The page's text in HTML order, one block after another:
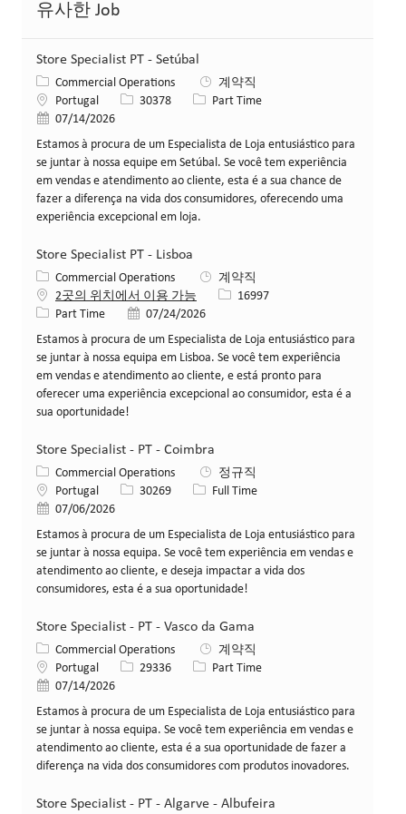
유사한 Job
Store Specialist PT - Setúbal
카테고리
Commercial Operations
계약직
위치Portugal Job ID30378 Job 유형
Part Time
게시일07/14/2026
Estamos à procura de um Especialista de Loja entusiástico para
se juntar à nossa equipe em Setúbal. Se você tem experiência
em vendas e atendimento ao cliente, esta é a sua chance de
fazer a diferença na vida dos consumidores, oferecendo uma
experiência excepcional em loja.
Store Specialist PT - Lisboa
카테고리
Commercial Operations
계약직
2곳의 위치에서 이용 가능
Job ID16997
Job 유형
Part Time 게시일07/24/2026
Estamos à procura de um Especialista de Loja entusiástico para
se juntar à nossa equipa em Lisboa. Se você tem experiência
em vendas e atendimento ao cliente, e está pronto para
oferecer uma experiência excepcional ao consumidor, esta é a
sua oportunidade!
Store Specialist - PT - Coimbra
카테고리
Commercial Operations
정규직
위치Portugal Job ID30269 Job 유형
Full Time
게시일07/06/2026
Estamos à procura de um Especialista de Loja entusiástico para
se juntar à nossa equipa. Se você tem experiência em vendas e
atendimento ao cliente, e deseja impactar a vida dos
consumidores, esta é a sua oportunidade!
Store Specialist - PT - Vasco da Gama
카테고리
Commercial Operations
계약직
위치Portugal Job ID29336 Job 유형
Part Time
게시일07/14/2026
Estamos à procura de um Especialista de Loja entusiástico para
se juntar à nossa equipa. Se você tem experiência em vendas e
atendimento ao cliente, esta é a sua oportunidade de fazer a
diferença na vida dos consumidores com produtos inovadores.
Store Specialist - PT - Algarve - Albufeira